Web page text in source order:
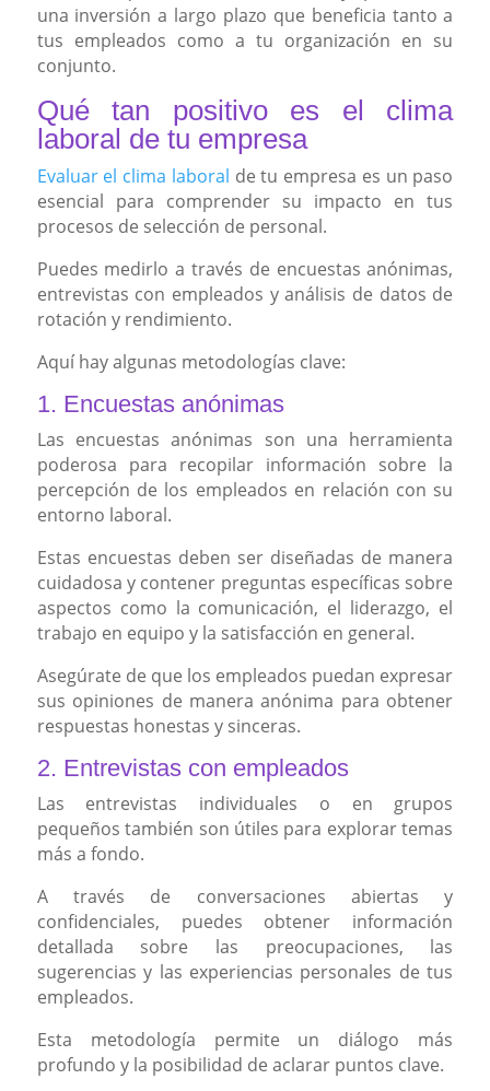
una inversión a largo plazo que beneficia tanto a
tus empleados como a tu organización en su
conjunto.
Qué tan positivo es el clima
laboral de tu empresa
Evaluar el clima laboral de tu empresa es un paso
esencial para comprender su impacto en tus
procesos de selección de personal.
Puedes medirlo a través de encuestas anónimas,
entrevistas con empleados y análisis de datos de
rotación y rendimiento.
Aquí hay algunas metodologías clave:
1. Encuestas anónimas
Las encuestas anónimas son una herramienta
poderosa para recopilar información sobre la
percepción de los empleados en relación con su
entorno laboral.
Estas encuestas deben ser diseñadas de manera
cuidadosa y contener preguntas específicas sobre
aspectos como la comunicación, el liderazgo, el
trabajo en equipo y la satisfacción en general.
Asegúrate de que los empleados puedan expresar
sus opiniones de manera anónima para obtener
respuestas honestas y sinceras.
2. Entrevistas con empleados
Las entrevistas individuales o en grupos
pequeños también son útiles para explorar temas
más a fondo.
A través de conversaciones abiertas y
confidenciales, puedes obtener información
detallada sobre las preocupaciones, las
sugerencias y las experiencias personales de tus
empleados.
Esta metodología permite un diálogo más
profundo y la posibilidad de aclarar puntos clave.